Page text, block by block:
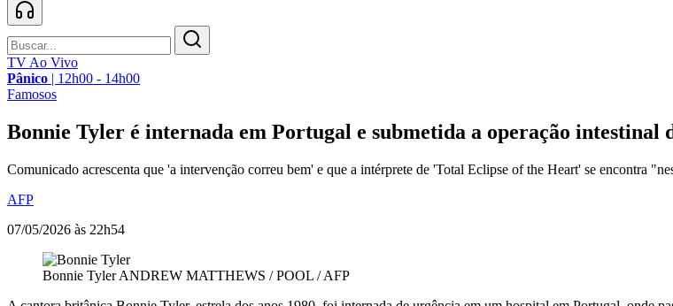
TV Ao Vivo
Pânico | 12h00 - 14h00
Famosos
Bonnie Tyler é internada em Portugal e submetida a operação intestinal
Comunicado acrescenta que 'a intervenção correu bem' e que a intérprete de 'Total Eclipse of the Heart' se encontra
AFP
07/05/2026 às 22h54
Bonnie Tyler ANDREW MATTHEWS / POOL / AFP